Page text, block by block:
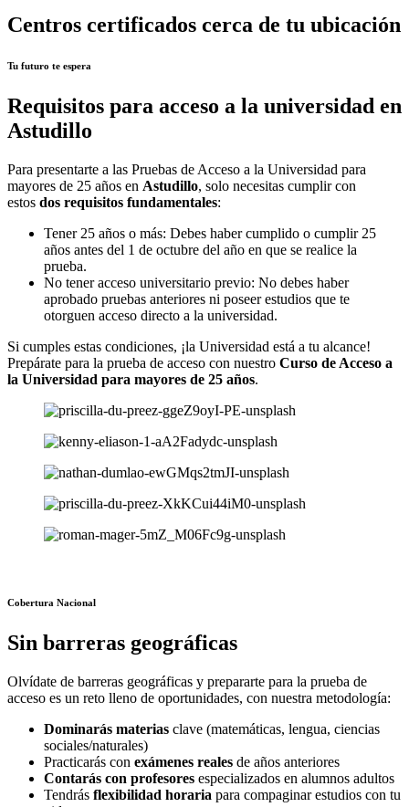
Centros certificados cerca de tu ubicación
Tu futuro te espera
Requisitos para acceso a la universidad en
Astudillo
Para presentarte a las Pruebas de Acceso a la Universidad para
mayores de 25 años en Astudillo, solo necesitas cumplir con
estos dos requisitos fundamentales:
Tener 25 años o más: Debes haber cumplido o cumplir 25
años antes del 1 de octubre del año en que se realice la
prueba.
No tener acceso universitario previo: No debes haber
aprobado pruebas anteriores ni poseer estudios que te
otorguen acceso directo a la universidad.
Si cumples estas condiciones, ¡la Universidad está a tu alcance!
Prepárate para la prueba de acceso con nuestro Curso de Acceso a
la Universidad para mayores de 25 años.
Cobertura Nacional
Sin barreras geográficas
Olvídate de barreras geográficas y prepararte para la prueba de
acceso es un reto lleno de oportunidades, con nuestra metodología:
Dominarás materias clave (matemáticas, lengua, ciencias
sociales/naturales)
Practicarás con exámenes reales de años anteriores
Contarás con profesores especializados en alumnos adultos
Tendrás flexibilidad horaria para compaginar estudios con tu